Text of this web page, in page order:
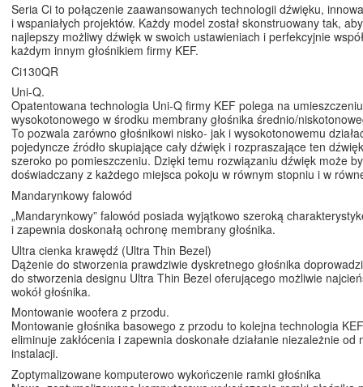
Seria Ci to połączenie zaawansowanych technologii dźwięku,
i wspaniałych projektów. Każdy model został skonstruowany tak,
najlepszy możliwy dźwięk w swoich ustawieniach i perfekcyjnie
każdym innym głośnikiem firmy KEF.
Ci130QR
Uni-Q.
Opatentowana technologia Uni-Q firmy KEF polega na
wysokotonowego w środku membrany głośnika średnio/
To pozwala zarówno głośnikowi nisko- jak i wysokotonowemu
pojedyncze źródło skupiające cały dźwięk i rozpraszające ten
szeroko po pomieszczeniu. Dzięki temu rozwiązaniu dźwięk może
doświadczany z każdego miejsca pokoju w równym stopniu i w
Mandarynkowy falowód
„Mandarynkowy” falowód posiada wyjątkowo szeroką
i zapewnia doskonałą ochronę membrany głośnika.
Ultra cienka krawędź (Ultra Thin Bezel)
Dążenie do stworzenia prawdziwie dyskretnego głośnika
do stworzenia designu Ultra Thin Bezel oferującego możliwie
wokół głośnika.
Montowanie woofera z przodu.
Montowanie głośnika basowego z przodu to kolejna technologia
eliminuje zakłócenia i zapewnia doskonałe działanie niezależnie od
instalacji.
Zoptymalizowane komputerowo wykończenie ramki głośnika